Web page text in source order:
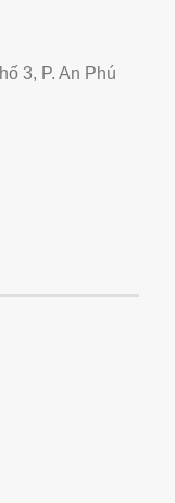
3, P. An Phú